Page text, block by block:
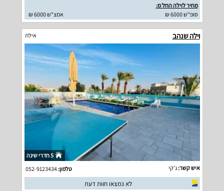
מחיר לוילה החל מ:
סופ"ש 6000 ₪
אמצ"ש 6000 ₪
וילה שנהב אילת
5 חדרי שינה
איש קשר:ג'קי טלפון:052-9123434
לא נמצאו חוות דעת